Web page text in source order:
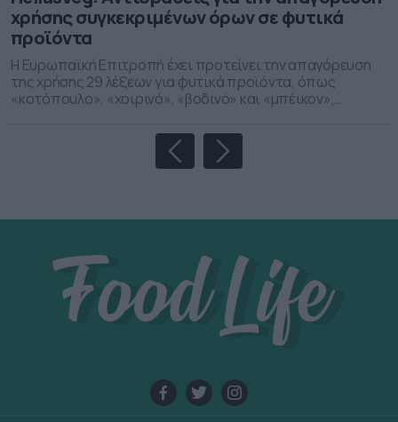
χρήσης συγκεκριμένων όρων σε φυτικά
προϊόντα
Η Ευρωπαϊκή Επιτροπή έχει προτείνει την απαγόρευση
της χρήσης 29 λέξεων για φυτικά προϊόντα, όπως
«κοτόπουλο», «χοιρινό», «βοδινό» και «μπέικον»,
Σύλλογος Ελλήνων Χορτοφάγων